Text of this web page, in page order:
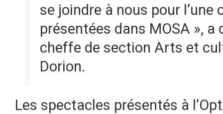
se joindre à nous pour l’une
présentées dans MOSA », a
cheffe de section Arts et
Dorion.
Les spectacles présentés à